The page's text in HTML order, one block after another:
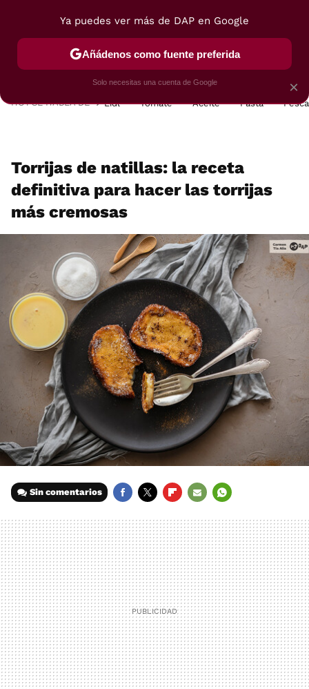
POSTRES VIAJES SELECCIÓN VEGUI
HOY SE HABLA DE Lidl Tomate Aceite Pasta
Torrijas de natillas: la receta
definitiva para hacer las torrijas
más cremosas
Sin comentarios
MAIL
×
Ya puedes ver más de DAP en Google
Añádenos como fuente preferida
Solo necesitas una cuenta de Google